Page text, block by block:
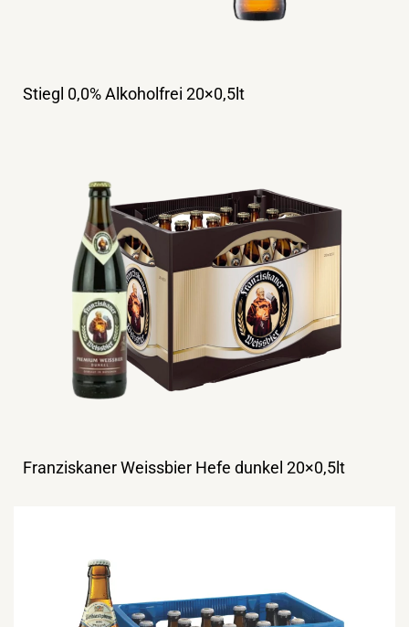
Stiegl 0,0% Alkoholfrei 20×0,5lt
Franziskaner Weissbier Hefe dunkel 20×0,5lt